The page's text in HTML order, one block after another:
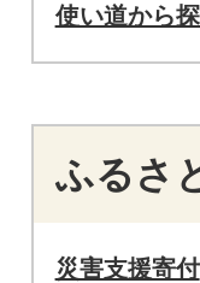
使い道から
ふるさ
災害支援寄付